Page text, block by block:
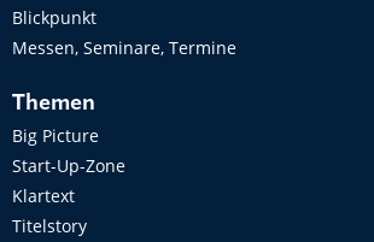
Blickpunkt
Messen, Seminare, Termine
Themen
Big Picture
Start-Up-Zone
Klartext
Titelstory